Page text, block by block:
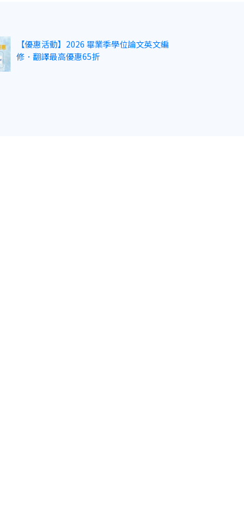
【優惠活動】2026 畢業季學位論文英文編
修．翻譯最高優惠65折